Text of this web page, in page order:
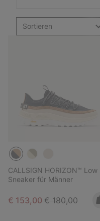
Sortieren
CALLSIGN HORIZON™ Low
Sneaker für Männer
Sale price:
€ 153,00 Regular price:
€ 180,00